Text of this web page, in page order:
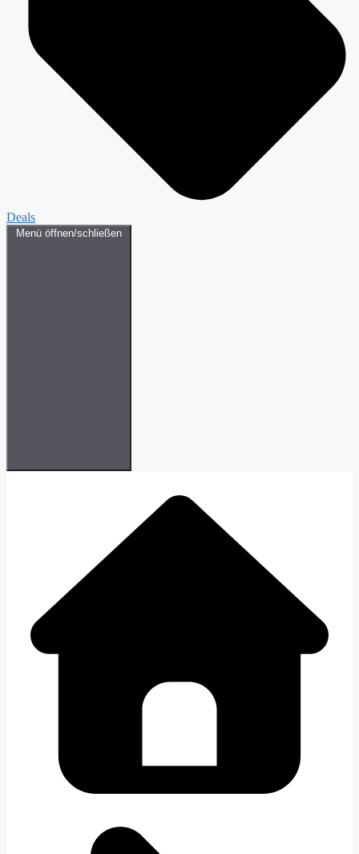
Deals
Menü öffnen/schließen